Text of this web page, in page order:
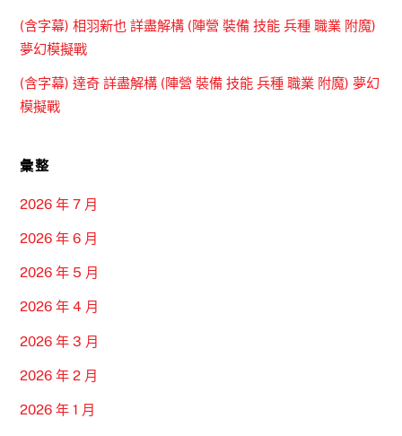
(含字幕) 相羽新也 詳盡解構 (陣營 裝備 技能 兵種 職業 附魔)
夢幻模擬戰
(含字幕) 達奇 詳盡解構 (陣營 裝備 技能 兵種 職業 附魔) 夢幻
模擬戰
彙整
2026 年 7 月
2026 年 6 月
2026 年 5 月
2026 年 4 月
2026 年 3 月
2026 年 2 月
2026 年 1 月